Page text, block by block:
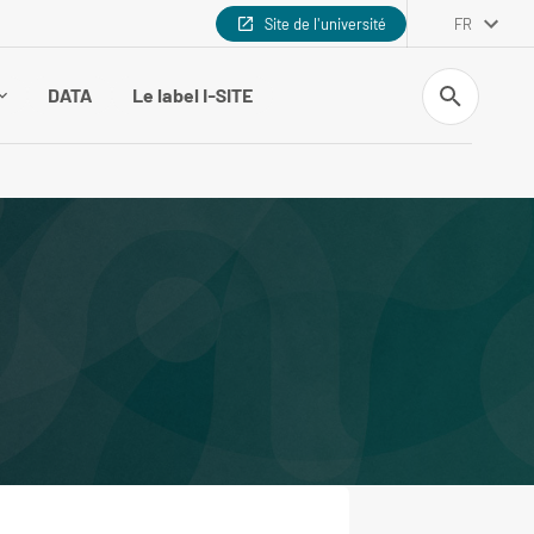
Site de l'université FR
DATA Le label I-SITE
Recherche